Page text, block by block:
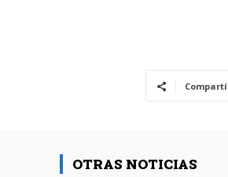
Compartí
OTRAS NOTICIAS